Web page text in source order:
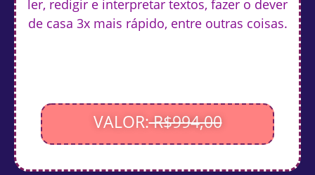
ler, redigir e interpretar textos, fazer o dever
de casa 3x mais rápido, entre outras coisas.
VALOR:R$994,00